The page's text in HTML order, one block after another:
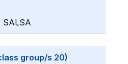
SALSA
group/s 20)